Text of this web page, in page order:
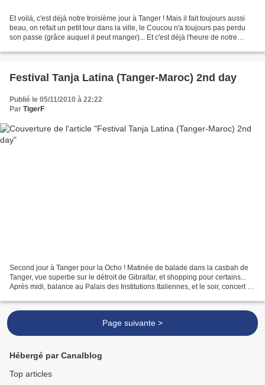
Et voilà, c'est déjà notre troisième jour à Tanger ! Mais il fait toujours aussi
beau, on refait un petit tour dans la ville, le Coucou n'a toujours pas perdu
son passe (grâce auquel il peut manger)... Et c'est déjà l'heure de notre
Festival Tanja Latina (Tanger-Maroc) 2nd day
Publié le 05/11/2010 à 22:22
Par TigerF
Second jour à Tanger pour la Ocho ! Matinée de balade dans la casbah de
Tanger, vue superbe sur le détroit de Gibraltar, et shopping pour certains...
Après midi, balance au Palais des Institutions Italiennes, et le soir, concert à
Page suivante >
Hébergé par Canalblog
Top articles